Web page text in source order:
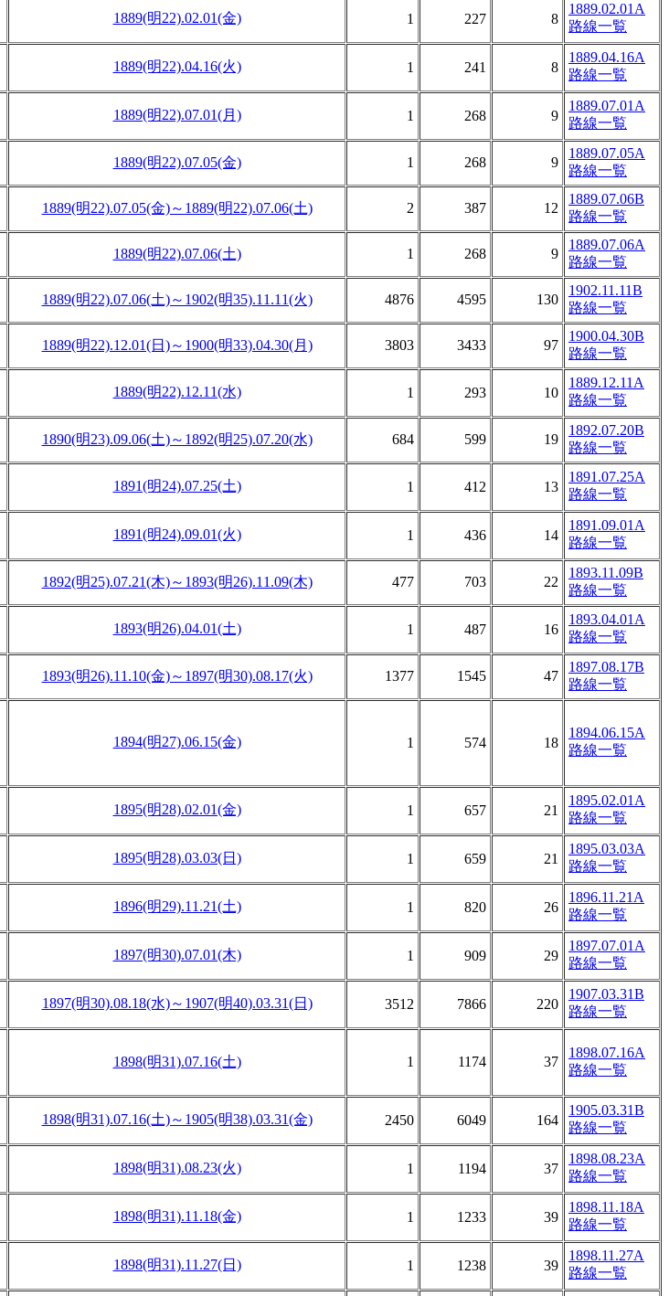
1889(明22).02.01(金) 1 227 8
1889.02.01A
路線一覧
1889(明22).04.16(火) 1 241 8
1889.04.16A
路線一覧
1889(明22).07.01(月) 1 268 9
1889.07.01A
路線一覧
1889(明22).07.05(金) 1 268 9
1889.07.05A
路線一覧
1889(明22).07.05(金)～1889(明22).07.06(土) 2 387 12
1889.07.06B
路線一覧
1889(明22).07.06(土) 1 268 9
1889.07.06A
路線一覧
1889(明22).07.06(土)～1902(明35).11.11(火) 4876 4595 130
1902.11.11B
路線一覧
1889(明22).12.01(日)～1900(明33).04.30(月) 3803 3433 97
1900.04.30B
路線一覧
1889(明22).12.11(水) 1 293 10
1889.12.11A
路線一覧
1890(明23).09.06(土)～1892(明25).07.20(水) 684 599 19
1892.07.20B
路線一覧
1891(明24).07.25(土) 1 412 13
1891.07.25A
路線一覧
1891(明24).09.01(火) 1 436 14
1891.09.01A
路線一覧
1892(明25).07.21(木)～1893(明26).11.09(木) 477 703 22
1893.11.09B
路線一覧
1893(明26).04.01(土) 1 487 16
1893.04.01A
路線一覧
1893(明26).11.10(金)～1897(明30).08.17(火) 1377 1545 47
1897.08.17B
路線一覧
1894(明27).06.15(金) 1 574 18
1894.06.15A
路線一覧
1895(明28).02.01(金) 1 657 21
1895.02.01A
路線一覧
1895(明28).03.03(日) 1 659 21
1895.03.03A
路線一覧
1896(明29).11.21(土) 1 820 26
1896.11.21A
路線一覧
1897(明30).07.01(木) 1 909 29
1897.07.01A
路線一覧
1897(明30).08.18(水)～1907(明40).03.31(日) 3512 7866 220
1907.03.31B
路線一覧
1898(明31).07.16(土) 1 1174 37
1898.07.16A
路線一覧
1898(明31).07.16(土)～1905(明38).03.31(金) 2450 6049 164
1905.03.31B
路線一覧
1898(明31).08.23(火) 1 1194 37
1898.08.23A
路線一覧
1898(明31).11.18(金) 1 1233 39
1898.11.18A
路線一覧
1898(明31).11.27(日) 1 1238 39
1898.11.27A
路線一覧